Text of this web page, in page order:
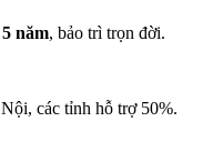
năm, bảo trì trọn đời.
các tỉnh hỗ trợ 50%.